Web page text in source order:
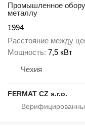
Промышленное
металлу
1994
Расстояние между
Мощность 7,5 кВт
Чехия
FERMAT CZ s.r.o.